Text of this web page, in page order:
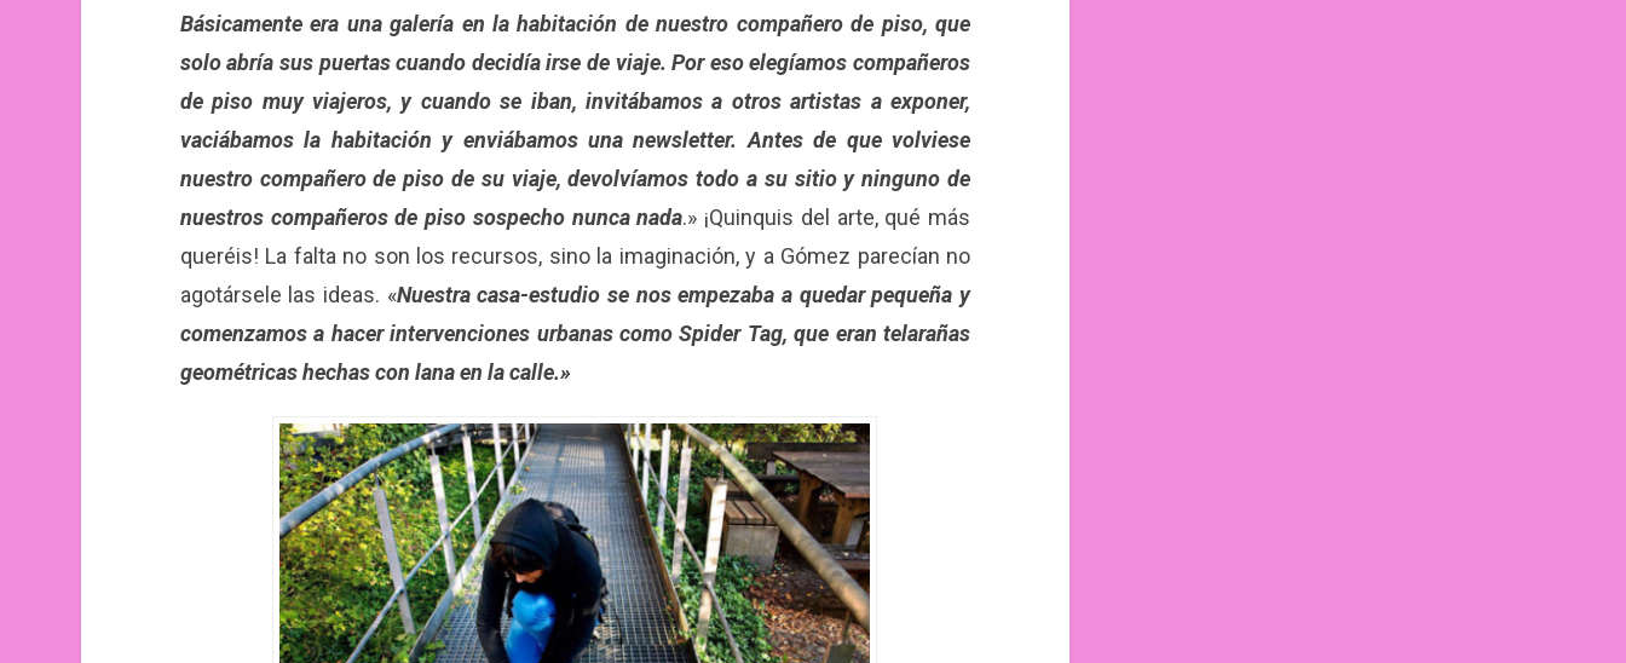
Básicamente era una galería en la habitación de nuestro compañero de piso, que
solo abría sus puertas cuando decidía irse de viaje. Por eso elegíamos compañeros
de piso muy viajeros, y cuando se iban, invitábamos a otros artistas a exponer,
vaciábamos la habitación y enviábamos una newsletter. Antes de que volviese
nuestro compañero de piso de su viaje, devolvíamos todo a su sitio y ninguno de
nuestros compañeros de piso sospecho nunca nada.» ¡Quinquis del arte, qué más
queréis! La falta no son los recursos, sino la imaginación, y a Gómez parecían no
agotársele las ideas. «Nuestra casa-estudio se nos empezaba a quedar pequeña y
comenzamos a hacer intervenciones urbanas como Spider Tag, que eran telarañas
geométricas hechas con lana en la calle.»